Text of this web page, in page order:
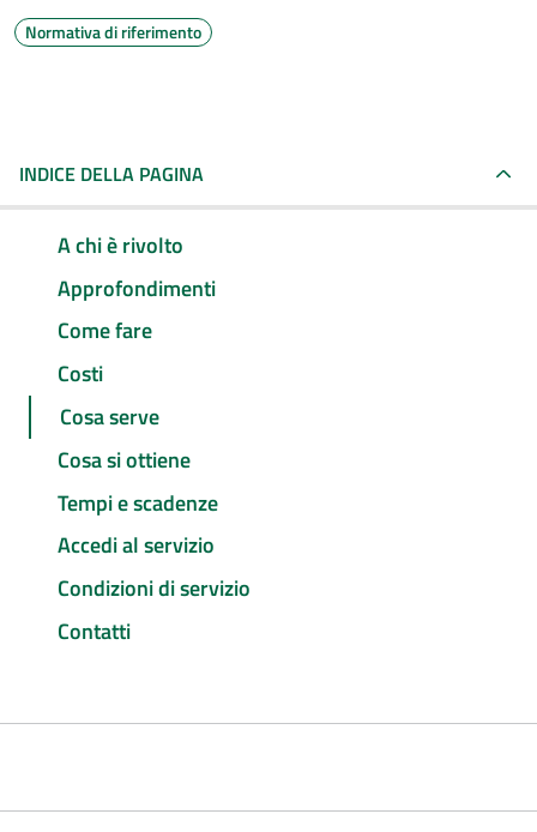
Normativa di riferimento
INDICE DELLA PAGINA
A chi è rivolto
Approfondimenti
Come fare
Costi
Cosa serve
Cosa si ottiene
Tempi e scadenze
Accedi al servizio
Condizioni di servizio
Contatti